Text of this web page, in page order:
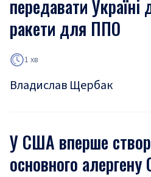
передавати Україні
ракети для ППО
1 хв
Владислав Щербак
У США вперше
основного алергену